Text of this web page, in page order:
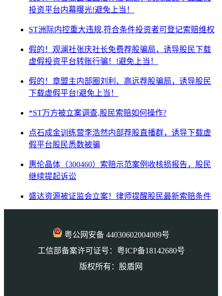
投资平台内幕曝光!避免上当！
ST洲际内控重大违规,符合条件投资者可登记索赔维权
假的！观澜社张庆社长免费荐股骗局，诱导股民下载
虚假投资平台转账行骗！!避免上当！
假的！章盟主内部圈刘利、高远荐股骗局，诱导股民
下载虚假平台!避免上当！
*ST万方被立案调查,股民索赔如何操作?
点石成金训练营李浩然内部荐股直播群，诱导下载虚
假平台股民悉数被骗
惠伦晶体（300460）索赔示范案例收核损报告，股民
继续提起诉讼
盛达资源被证监会立案！律师提醒股民最新索赔条件
粤公网安备 44030602004009号
工信部备案许可证号：粤ICP备18142680号
版权所有：股盾网